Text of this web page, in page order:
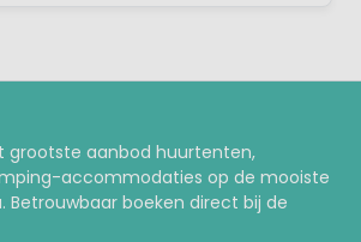
grootste aanbod huurtenten,
accommodaties op de mooiste
Betrouwbaar boeken direct bij de